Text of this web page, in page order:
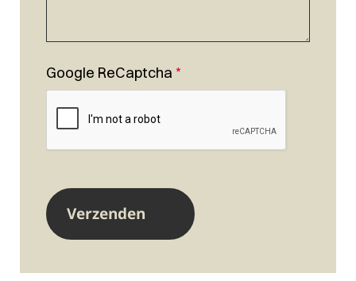
Google ReCaptcha *